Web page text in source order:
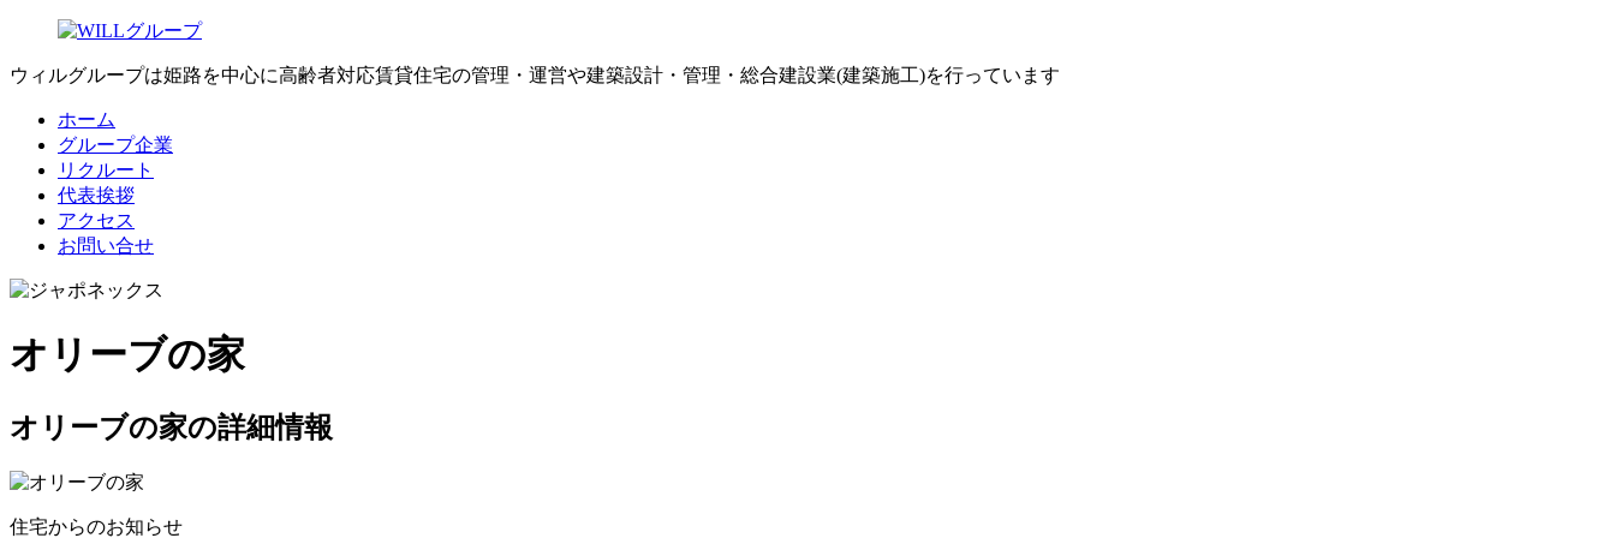
ウィルグループは姫路を中心に高齢者対応賃貸住宅の管理・運営や建築設計・管理・総合建設業(建築施工)を行っています
ホーム
グループ企業
リクルート
代表挨拶
アクセス
お問い合せ
オリーブの家
オリーブの家の詳細情報
住宅からのお知らせ